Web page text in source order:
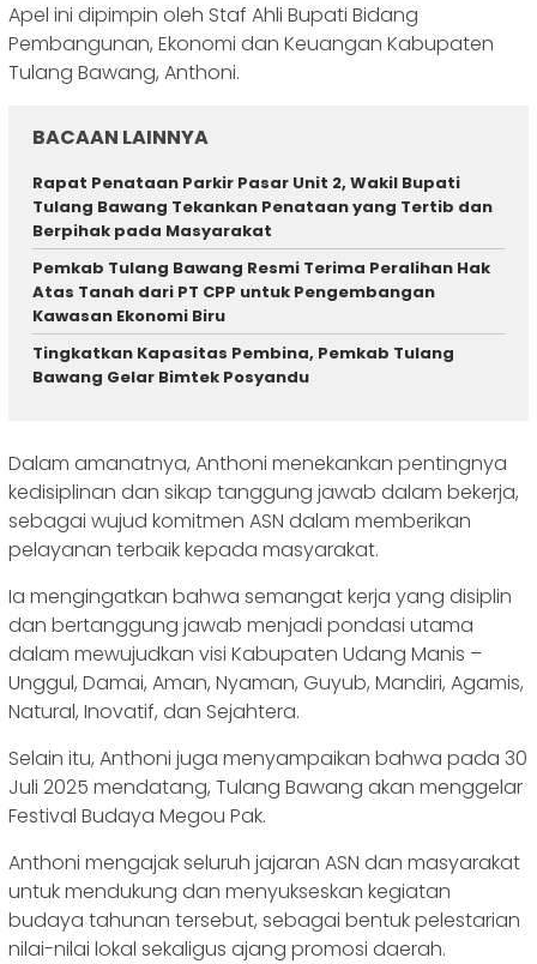
Apel ini dipimpin oleh Staf Ahli Bupati Bidang
Pembangunan, Ekonomi dan Keuangan Kabupaten
Tulang Bawang, Anthoni.
BACAAN LAINNYA
Rapat Penataan Parkir Pasar Unit 2, Wakil Bupati
Tulang Bawang Tekankan Penataan yang Tertib dan
Berpihak pada Masyarakat
Pemkab Tulang Bawang Resmi Terima Peralihan Hak
Atas Tanah dari PT CPP untuk Pengembangan
Kawasan Ekonomi Biru
‎Tingkatkan Kapasitas Pembina, Pemkab Tulang
Bawang Gelar Bimtek Posyandu ‎
Dalam amanatnya, Anthoni menekankan pentingnya
kedisiplinan dan sikap tanggung jawab dalam bekerja,
sebagai wujud komitmen ASN dalam memberikan
pelayanan terbaik kepada masyarakat.
Ia mengingatkan bahwa semangat kerja yang disiplin
dan bertanggung jawab menjadi pondasi utama
dalam mewujudkan visi Kabupaten Udang Manis –
Unggul, Damai, Aman, Nyaman, Guyub, Mandiri, Agamis,
Natural, Inovatif, dan Sejahtera.
Selain itu, Anthoni juga menyampaikan bahwa pada 30
Juli 2025 mendatang, Tulang Bawang akan menggelar
Festival Budaya Megou Pak.
Anthoni mengajak seluruh jajaran ASN dan masyarakat
untuk mendukung dan menyukseskan kegiatan
budaya tahunan tersebut, sebagai bentuk pelestarian
nilai-nilai lokal sekaligus ajang promosi daerah.